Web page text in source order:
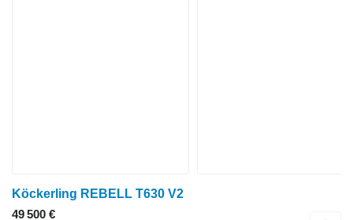
Köckerling REBELL T630 V2
49 500 €